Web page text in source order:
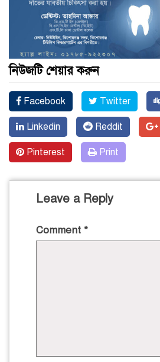
নিউজটি শেয়ার করুন
Facebook Twitter
Linkedin Reddit
Pinterest Print
Leave a Reply
Comment *